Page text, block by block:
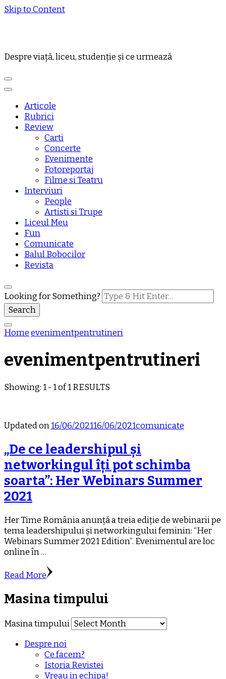
Skip to Content
Despre viață, liceu, studenție și ce urmează
Articole
Rubrici
Review
Carti
Concerte
Evenimente
Fotoreportaj
Filme si Teatru
Interviuri
People
Artisti si Trupe
Liceul Meu
Fun
Comunicate
Balul Bobocilor
Revista
Looking for Something?
Homeevenimentpentrutineri
evenimentpentrutineri
Showing: 1 - 1 of 1 RESULTS
Updated on16/06/202116/06/2021comunicate
„De ce leadershipul și
networkingul îți pot schimba
soarta”: Her Webinars Summer
2021
Her Time România anunță a treia ediție de webinarii pe
tema leadershipului și networkingului feminin: “Her
Webinars Summer 2021 Edition”. Evenimentul are loc
online în …
Read More
Masina timpului
Masina timpului
Despre noi
Ce facem?
Istoria Revistei
Vreau in echipa!